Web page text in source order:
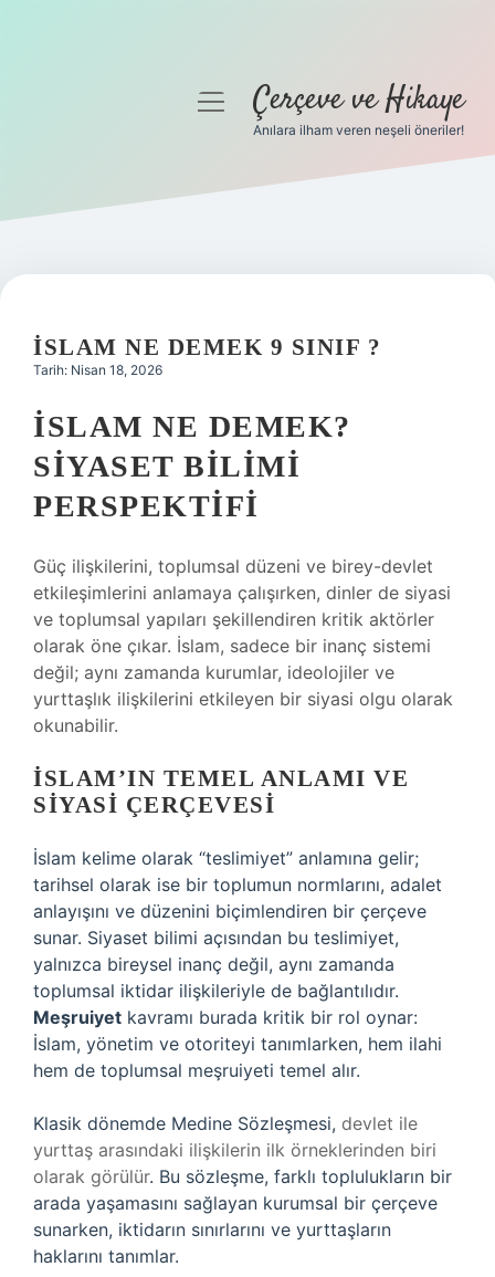
Gizlilik Politikası
Yasal Uyarı
menüyüÇerçeve ve Hikaye
Anılara ilham veren neşeli öneriler!
İSLAM NE DEMEK 9 SINIF ?
Tarih: Nisan 18, 2026
İSLAM NE DEMEK?
SIYASET BILIMI
PERSPEKTIFI
Güç ilişkilerini, toplumsal düzeni ve birey-devlet
etkileşimlerini anlamaya çalışırken, dinler de siyasi
ve toplumsal yapıları şekillendiren kritik aktörler
olarak öne çıkar. İslam, sadece bir inanç sistemi
değil; aynı zamanda kurumlar, ideolojiler ve
yurttaşlık ilişkilerini etkileyen bir siyasi olgu olarak
okunabilir.
İSLAM’IN TEMEL ANLAMI VE
SIYASI ÇERÇEVESI
İslam kelime olarak “teslimiyet” anlamına gelir;
tarihsel olarak ise bir toplumun normlarını, adalet
anlayışını ve düzenini biçimlendiren bir çerçeve
sunar. Siyaset bilimi açısından bu teslimiyet,
yalnızca bireysel inanç değil, aynı zamanda
toplumsal iktidar ilişkileriyle de bağlantılıdır.
Meşruiyet kavramı burada kritik bir rol oynar:
İslam, yönetim ve otoriteyi tanımlarken, hem ilahi
hem de toplumsal meşruiyeti temel alır.
Klasik dönemde Medine Sözleşmesi, devlet ile
yurttaş arasındaki ilişkilerin ilk örneklerinden biri
olarak görülür. Bu sözleşme, farklı toplulukların bir
arada yaşamasını sağlayan kurumsal bir çerçeve
sunarken, iktidarın sınırlarını ve yurttaşların
haklarını tanımlar.